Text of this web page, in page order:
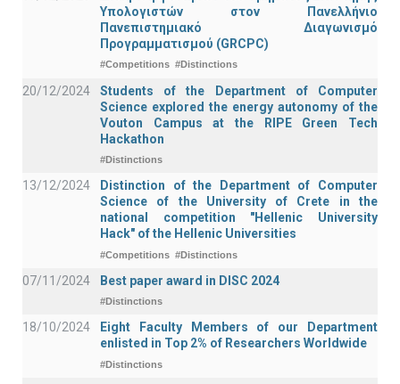
Υπολογιστών στον Πανελλήνιο
Πανεπιστημιακό Διαγωνισμό
Προγραμματισμού (GRCPC)
#Competitions #Distinctions
20/12/2024
Students of the Department of Computer
Science explored the energy autonomy of the
Vouton Campus at the RIPE Green Tech
Hackathon
#Distinctions
13/12/2024
Distinction of the Department of Computer
Science of the University of Crete in the
national competition "Hellenic University
Hack" of the Hellenic Universities
#Competitions #Distinctions
07/11/2024 Best paper award in DISC 2024
#Distinctions
18/10/2024
Eight Faculty Members of our Department
enlisted in Top 2% of Researchers Worldwide
#Distinctions